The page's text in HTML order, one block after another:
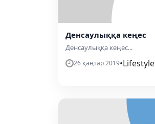
Денсаулыққа кеңес
Денсаулыққа кеңес...
26 қаңтар 2019•Lifestyle